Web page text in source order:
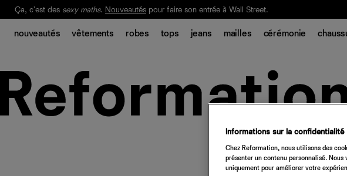
Notre Bilan Responsable 2025 est ici. Lisez-le
Ça, c'est des sexy maths. Nouveautés pour faire son entrée à Wall Street.
nouveautés vêtements robes tops jeans mailles cérémonie
Informations sur la confidentialité
Chez Reformation, nous utilisons des
présenter un contenu personnalisé.
uniquement pour améliorer votre